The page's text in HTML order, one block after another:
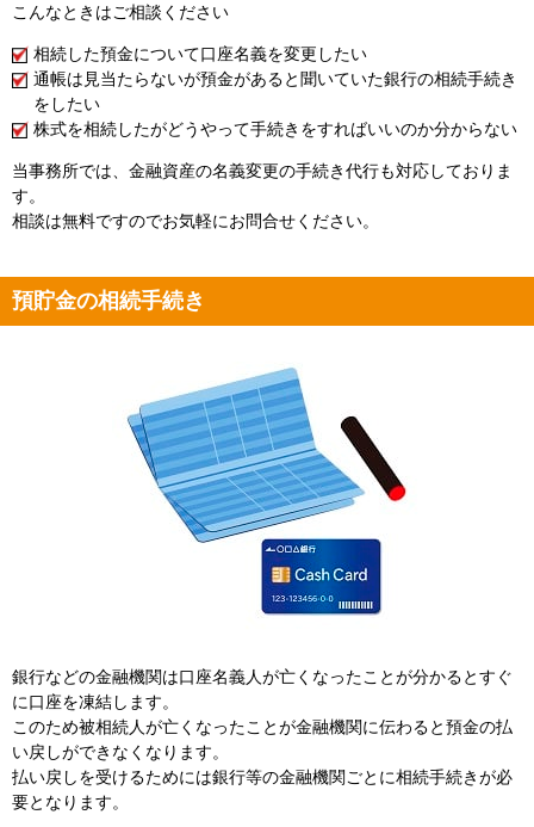
こんなときはご相談ください
相続した預金について口座名義を変更したい
通帳は見当たらないが預金があると聞いていた銀行の相続手続き
をしたい
株式を相続したがどうやって手続きをすればいいのか分からない
当事務所では、金融資産の名義変更の手続き代行も対応しておりま
す。
相談は無料ですのでお気軽にお問合せください。
預貯金の相続手続き
銀行などの金融機関は口座名義人が亡くなったことが分かるとすぐ
に口座を凍結します。
このため被相続人が亡くなったことが金融機関に伝わると預金の払
い戻しができなくなります。
払い戻しを受けるためには銀行等の金融機関ごとに相続手続きが必
要となります。